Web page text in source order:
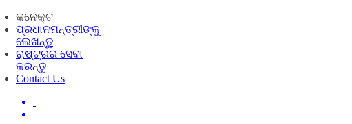
କନେକ୍ଟ
ପ୍ରଧାନମନ୍ତ୍ରୀଙ୍କୁ
ଲେଖନ୍ତୁ
ରାଷ୍ଟ୍ରର ସେବା
କରନ୍ତୁ
Contact Us